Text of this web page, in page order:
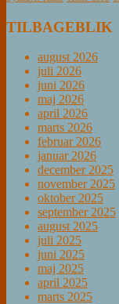
TILBAGEBLIK
august 2026
juli 2026
juni 2026
maj 2026
april 2026
marts 2026
februar 2026
januar 2026
december 2025
november 2025
oktober 2025
september 2025
august 2025
juli 2025
juni 2025
maj 2025
april 2025
marts 2025